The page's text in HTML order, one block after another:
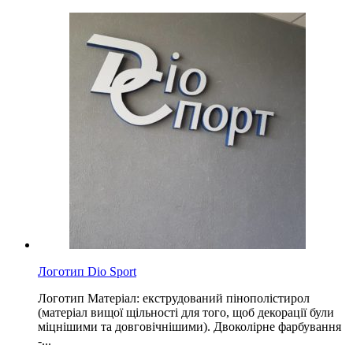
Логотип Dio Sport
Логотип Матеріал: екструдований пінополістирол
(матеріал вищої щільності для того, щоб декорації були
міцнішими та довговічнішими). Двоколірне фарбування
-...